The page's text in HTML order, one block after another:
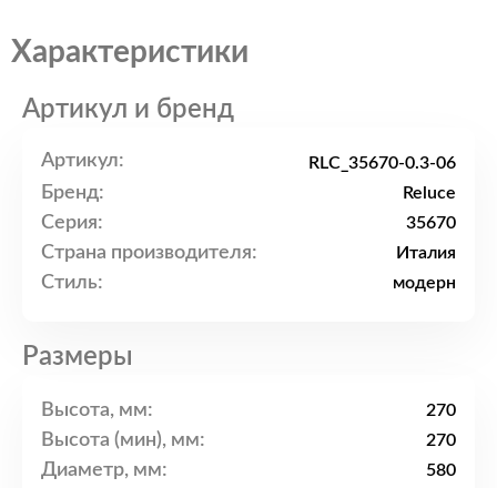
Характеристики
Артикул и бренд
Артикул: RLC_35670-0.3-06
Бренд: Reluce
Серия: 35670
Страна производителя: Италия
Стиль: модерн
Размеры
Высота, мм: 270
Высота (мин), мм: 270
Диаметр, мм: 580